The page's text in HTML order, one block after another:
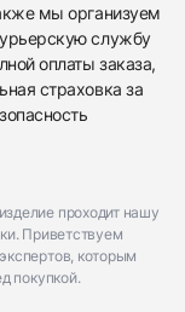
мы организуем
службу
оплаты заказа,
страховка за
проходит нашу
Приветствуем
которым
покупкой.